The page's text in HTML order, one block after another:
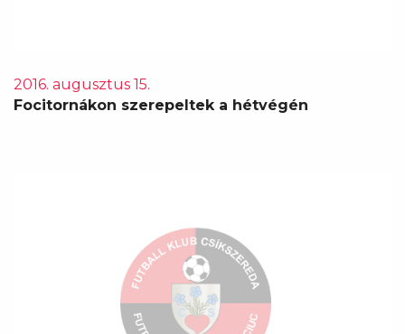
2016. augusztus 15.
Focitornákon szerepeltek a hétvégén